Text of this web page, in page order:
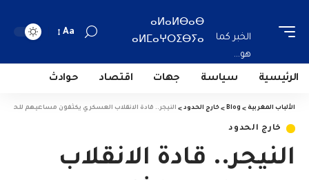
الخبر كما
هو...
ⴰⵍⴰⵍⴱⴰⴱ
ⴰⵍⵎⴰⵖⵔⵉⴱⵢⴰ
Aa
الرئيسية سياسة جهات اقتصاد حوادث
الألباب المغربية >
Blog
> خارج الحدود > النيجر.. قادة الانقلاب العسكري يكثفون مساعيهم
خارج الحدود
النيجر.. قادة الانقلاب